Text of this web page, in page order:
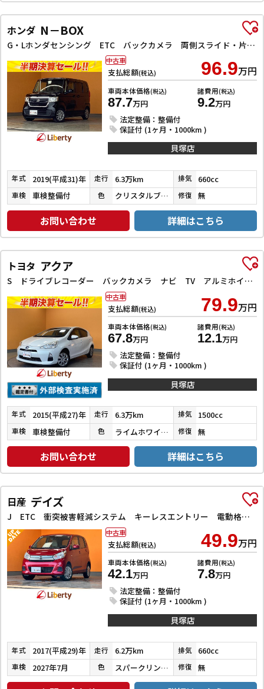
ホンダ N－BOX
G・Lホンダセンシング ETC バックカメラ 両側スライド・片側電動 ナビ TV クリアランスソナー オートクルーズコントロール レーンアシスト 衝突被害軽減システム オートライト LEDヘッドランプ スマートキー
支払総額(税込) 96.9万円
車両本体価格(税込)
87.7万円
諸費用(税込)
9.2万円
法定整備：整備付
保証付 (1ヶ月・1000km )
中古車
貝塚店
年式 2019(平成31)年 走行 6.3万km 排気 660cc
車検 車検整備付 色 クリスタルブラックパール 修復 無
お問い合わせ 詳細はこちら
トヨタ アクア
S ドライブレコーダー バックカメラ ナビ TV アルミホイール オートライト スマートキー 電動格納ミラー CVT 衝突安全ボディ ABS ESC CD Bluetooth エアコン パワーステアリング
支払総額(税込) 79.9万円
車両本体価格(税込)
67.8万円
諸費用(税込)
12.1万円
法定整備：整備付
保証付 (1ヶ月・1000km )
中古車
貝塚店
年式 2015(平成27)年 走行 6.3万km 排気 1500cc
車検 車検整備付 色 ライムホワイトパールクリスタルシャイン 修復 無
お問い合わせ 詳細はこちら
日産 デイズ
J ETC 衝突被害軽減システム キーレスエントリー 電動格納ミラー ベンチシート CVT ESC CD エアコン
支払総額(税込) 49.9万円
車両本体価格(税込)
42.1万円
諸費用(税込)
7.8万円
法定整備：整備付
保証付 (1ヶ月・1000km )
中古車
貝塚店
年式 2017(平成29)年 走行 6.2万km 排気 660cc
車検 2027年7月 色 スパークリングレッドメタリック 修復 無